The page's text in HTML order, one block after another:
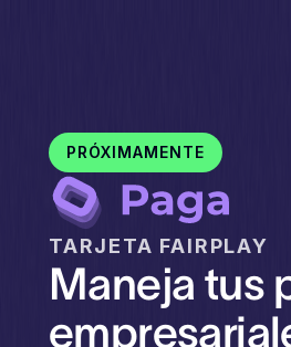
PRÓXIMAMENTE
TARJETA FAIRPLAY
Maneja tus